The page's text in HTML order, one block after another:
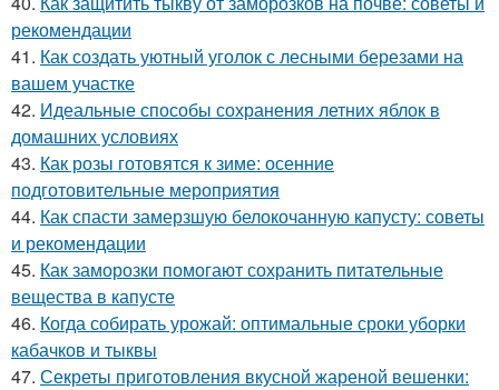
рекомендации
41. Как создать уютный уголок с лесными березами на
вашем участке
42. Идеальные способы сохранения летних яблок в
домашних условиях
43. Как розы готовятся к зиме: осенние
подготовительные мероприятия
44. Как спасти замерзшую белокочанную капусту: советы
и рекомендации
45. Как заморозки помогают сохранить питательные
вещества в капусте
46. Когда собирать урожай: оптимальные сроки уборки
кабачков и тыквы
47. Секреты приготовления вкусной жареной вешенки: